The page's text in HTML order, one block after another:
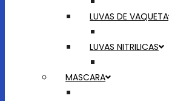
LUVAS DE VAQUETA
LUVAS NITRILICAS
MASCARA